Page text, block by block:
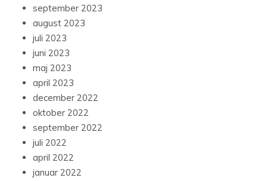
september 2023
august 2023
juli 2023
juni 2023
maj 2023
april 2023
december 2022
oktober 2022
september 2022
juli 2022
april 2022
januar 2022